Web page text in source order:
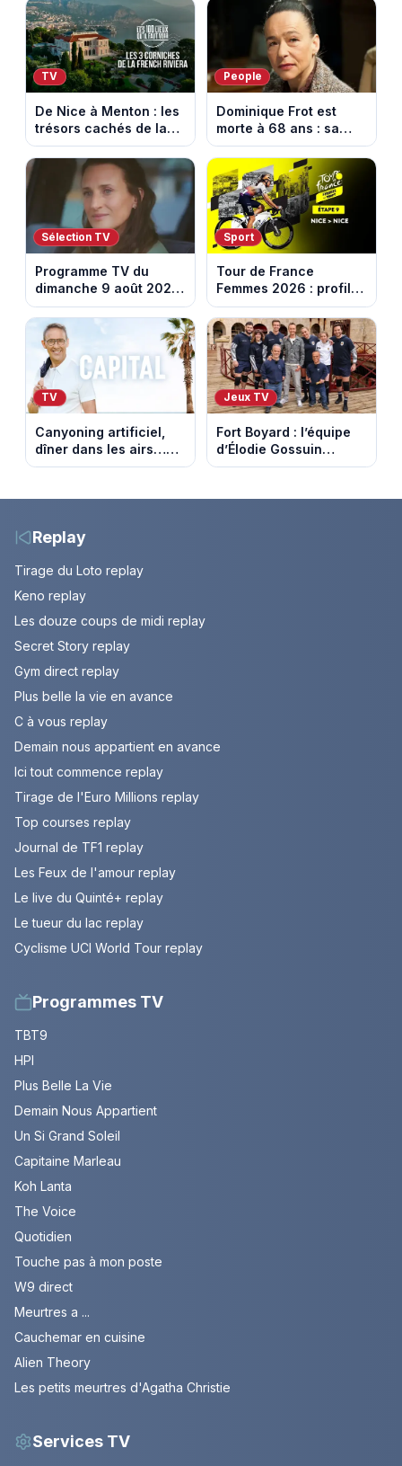
août 2026)
TV
De Nice à Menton : les
trésors cachés de la
French Riviera dévoilés
dans les 100 lieux qu'il
faut voir
People
Dominique Frot est
morte à 68 ans : sa
sœur Catherine Frot
annonce la triste
nouvelle
Sélection TV
Programme TV du
dimanche 9 août 2026
: notre sélection pour
votre soirée télé
Sport
Tour de France
Femmes 2026 : profil
et horaires de la
dernière étape à Nice
TV
Canyoning artificiel,
dîner dans les airs…
les loisirs les plus fous
Capital
Jeux TV
Fort Boyard : l’équipe
d’Élodie Gossuin
termine avec une belle
le Refuge
Replay
Tirage du Loto replay
Keno replay
Les douze coups de midi replay
Secret Story replay
Gym direct replay
Plus belle la vie en avance
C à vous replay
Demain nous appartient en avance
Ici tout commence replay
Tirage de l'Euro Millions replay
Top courses replay
Journal de TF1 replay
Les Feux de l'amour replay
Le live du Quinté+ replay
Le tueur du lac replay
Cyclisme UCI World Tour replay
Programmes TV
TBT9
HPI
Plus Belle La Vie
Demain Nous Appartient
Un Si Grand Soleil
Capitaine Marleau
Koh Lanta
The Voice
Quotidien
Touche pas à mon poste
W9 direct
Meurtres a ...
Cauchemar en cuisine
Alien Theory
Les petits meurtres d'Agatha Christie
Services TV